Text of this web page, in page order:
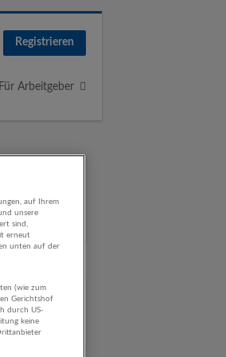
Registrieren
Für Arbeitgeber
auf Ihrem
unsere
sind,
erneut
unten auf der
(wie zum
Gerichtshof
durch US-
keine